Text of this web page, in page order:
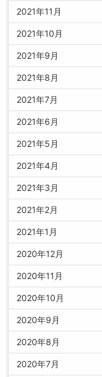
2021年11月
2021年10月
2021年9月
2021年8月
2021年7月
2021年6月
2021年5月
2021年4月
2021年3月
2021年2月
2021年1月
2020年12月
2020年11月
2020年10月
2020年9月
2020年8月
2020年7月